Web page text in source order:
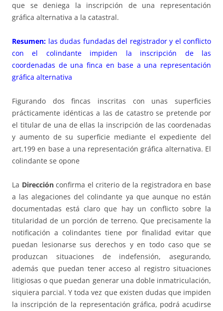
que se deniega la inscripción de una representación
gráfica alternativa a la catastral.
Resumen: las dudas fundadas del registrador y el conflicto
con el colindante impiden la inscripción de las
coordenadas de una finca en base a una representación
gráfica alternativa
Figurando dos fincas inscritas con unas superficies
prácticamente idénticas a las de catastro se pretende por
el titular de una de ellas la inscripción de las coordenadas
y aumento de su superficie mediante el expediente del
art.199 en base a una representación gráfica alternativa. El
colindante se opone
La Direcciónconfirma el criterio de la registradora en base
a las alegaciones del colindante ya que aunque no están
documentadas está claro que hay un conflicto sobre la
titularidad de un porción de terreno. Que precisamente la
notificación a colindantes tiene por finalidad evitar que
puedan lesionarse sus derechos y en todo caso que se
produzcan situaciones de indefensión, asegurando,
además que puedan tener acceso al registro situaciones
litigiosas o que puedan generar una doble inmatriculación,
siquiera parcial. Y toda vez que existen dudas que impiden
la inscripción de la representación gráfica, podrá acudirse